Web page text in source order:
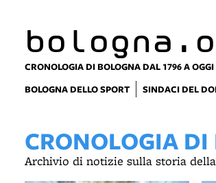
CRONOLOGIA DI BOLOGNA DAL 1796 A OGGI
BOLOGNA DELLO SPORT
SINDACI DEL
CRONOLOGIA
Archivio di notizie sulla storia